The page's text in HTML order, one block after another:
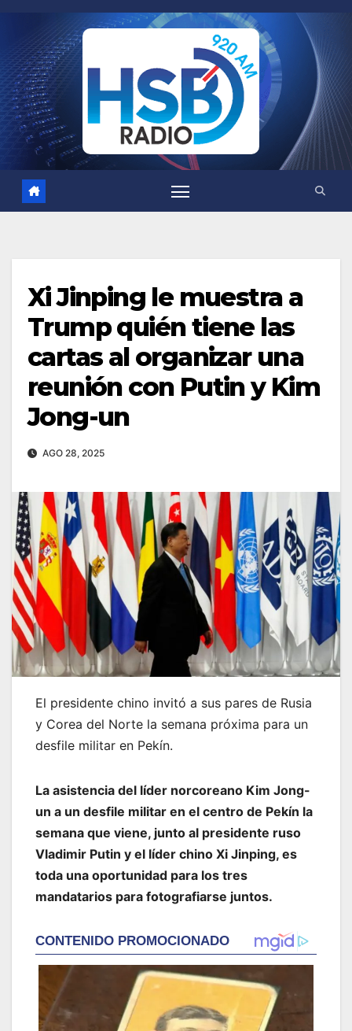
contenido
Xi Jinping le muestra a
Trump quién tiene las
cartas al organizar una
reunión con Putin y Kim
Jong-un
AGO 28, 2025
El presidente chino invitó a sus pares de Rusia
y Corea del Norte la semana próxima para un
desfile militar en Pekín.
La asistencia del líder norcoreano Kim Jong-
un a un desfile militar en el centro de Pekín la
semana que viene, junto al presidente ruso
Vladimir Putin y el líder chino Xi Jinping, es
toda una oportunidad para los tres
mandatarios para fotografiarse juntos.